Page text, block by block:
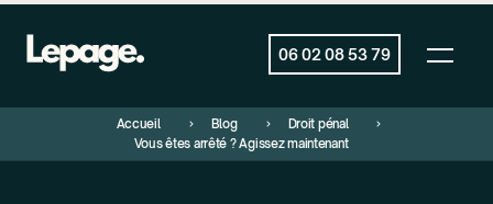
06 02 08 53 79
Accueil Blog
Droit pénal
Vous êtes arrêté ? Agissez maintenant